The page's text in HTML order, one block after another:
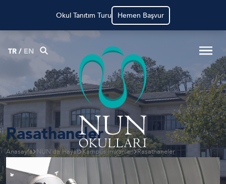
Okul Tanıtım Turu Hemen Başvur
TR/ EN
Anasayfa NUN'da Hayat Kampüs İmkanları Rasathaneler
Rasathaneler